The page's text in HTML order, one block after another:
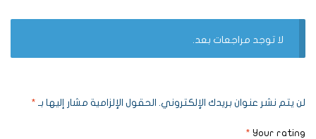
لا توجد مراجعات بعد.
لن يتم نشر عنوان بريدك الإلكتروني. الحقول الإلزامية مشار إليها بـ *
Your rating
*